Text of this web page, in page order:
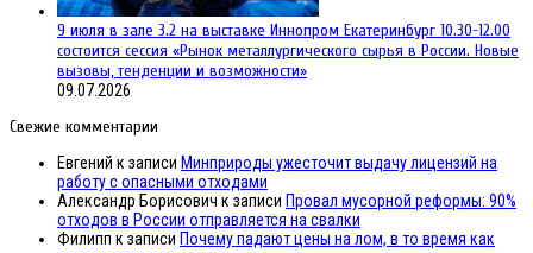
9 июля в зале 3.2 на выставке Иннопром Екатеринбург 10.30-12.00
состоится сессия «Рынок металлургического сырья в России. Новые
вызовы, тенденции и возможности»
09.07.2026
Свежие комментарии
Евгений к записи Минприроды ужесточит выдачу лицензий на
работу с опасными отходами
Александр Борисович к записи Провал мусорной реформы: 90%
отходов в России отправляется на свалки
Филипп к записи Почему падают цены на лом, в то время как